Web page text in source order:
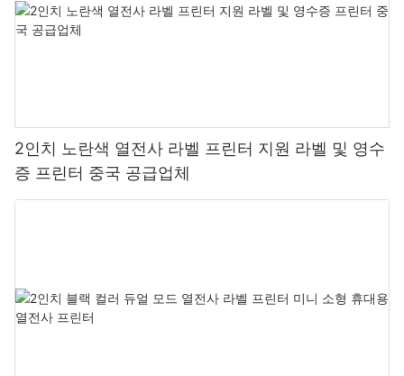
2인치 노란색 열전사 라벨 프린터 지원 라벨 및 영수
증 프린터 중국 공급업체